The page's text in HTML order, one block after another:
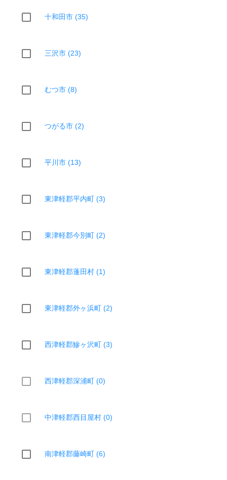
十和田市 (35)
三沢市 (23)
むつ市 (8)
つがる市 (2)
平川市 (13)
東津軽郡平内町 (3)
東津軽郡今別町 (2)
東津軽郡蓬田村 (1)
東津軽郡外ヶ浜町 (2)
西津軽郡鰺ヶ沢町 (3)
西津軽郡深浦町 (0)
中津軽郡西目屋村 (0)
南津軽郡藤崎町 (6)